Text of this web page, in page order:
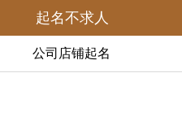
起名不求人
公司店铺起名